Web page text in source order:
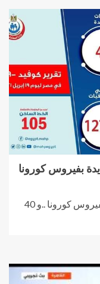
الصحة: تسجيل 852 حالة إيجابية جديدة بفيروس كورونا ..و 40